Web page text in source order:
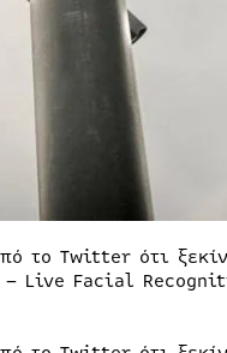
το Twitter ότι
– Live Facial